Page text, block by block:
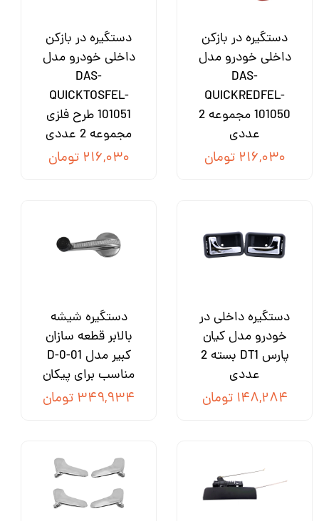
دستگیره در بازکن
داخلی خودرو مدل
DAS-
QUICKREDFEL-
101050 مجموعه 2
عددی
۲۱۶,۰۳۰ تومان
دستگیره در بازکن
داخلی خودرو مدل
DAS-
QUICKTOSFEL-
101051 طرح فلزی
مجموعه 2 عددی
۲۱۶,۰۳۰ تومان
دستگیره داخلی در
خودرو مدل کیان
پارس DT1 بسته 2
عددی
۱۴۸,۲۸۴ تومان
دستگیره شیشه
بالابر قطعه سازان
کبیر مدل D-0-01
مناسب برای پیکان
۳۴۹,۹۳۴ تومان